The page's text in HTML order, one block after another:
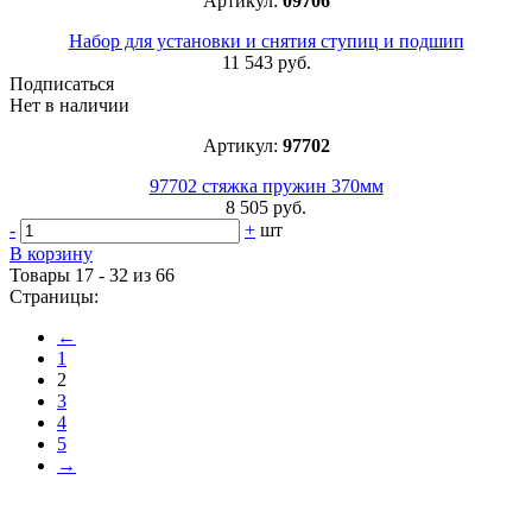
Набор для установки и снятия ступиц и подшип
11 543 руб.
Подписаться
Нет в наличии
Артикул: 97702
97702 стяжка пружин 370мм
8 505 руб.
-
+ шт
В корзину
Товары 17 - 32 из 66
Страницы:
←
1
2
3
4
5
→